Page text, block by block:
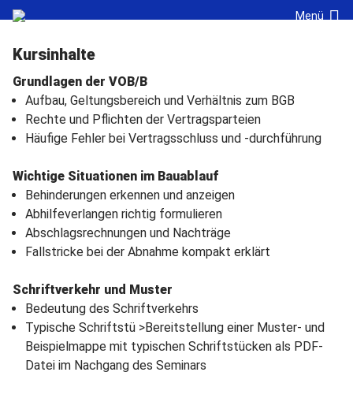
Menü
Kursinhalte
Grundlagen der VOB/B
Aufbau, Geltungsbereich und Verhältnis zum BGB
Rechte und Pflichten der Vertragsparteien
Häufige Fehler bei Vertragsschluss und -durchführung
Wichtige Situationen im Bauablauf
Behinderungen erkennen und anzeigen
Abhilfeverlangen richtig formulieren
Abschlagsrechnungen und Nachträge
Fallstricke bei der Abnahme kompakt erklärt
Schriftverkehr und Muster
Bedeutung des Schriftverkehrs
Typische Schriftstü >Bereitstellung einer Muster- und
Beispielmappe mit typischen Schriftstücken als PDF-
Datei im Nachgang des Seminars